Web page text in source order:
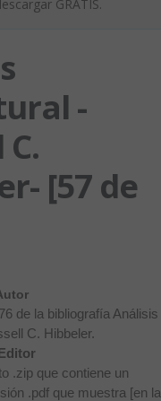
GRATIS.
-
[57 de
de la bibliografía Análisis
C. Hibbeler.
.zip que contiene un
.pdf que muestra [en la